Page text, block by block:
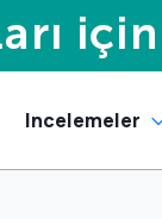
Incelemeler